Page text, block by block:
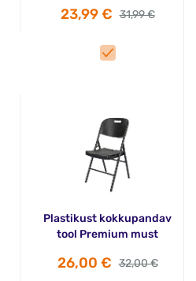
23,99 € 31,99 €
Plastikust kokkupandav
tool Premium must
26,00 € 32,00 €